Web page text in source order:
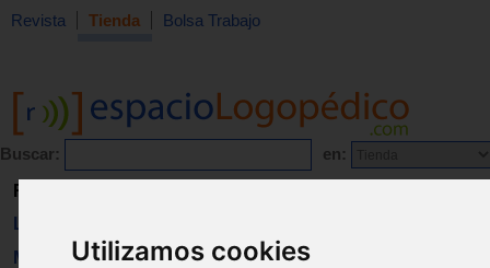
Utilizamos cookies
Revista Tienda Bolsa Trabajo
Buscar: en:
Revista
Libros
Material